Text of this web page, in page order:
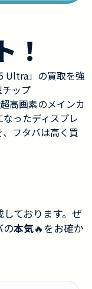
！
Ultra」の買取を強
ップ
高画素のメインカ
ったディスプレ
フタバは高く買
ております。ぜ
の本気🔥をお確か